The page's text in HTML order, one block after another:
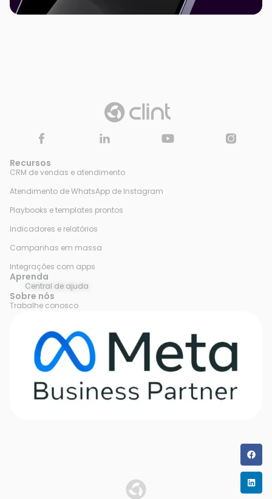
Recursos
CRM de vendas e atendimento
Atendimento de WhatsApp de Instagram
Playbooks e templates prontos
Indicadores e relatórios
Campanhas em massa
Integrações com apps
Aprenda
Central de ajuda
Sobre nós
Trabalhe conosco